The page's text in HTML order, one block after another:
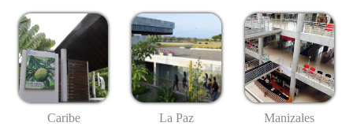
Caribe La Paz Manizales